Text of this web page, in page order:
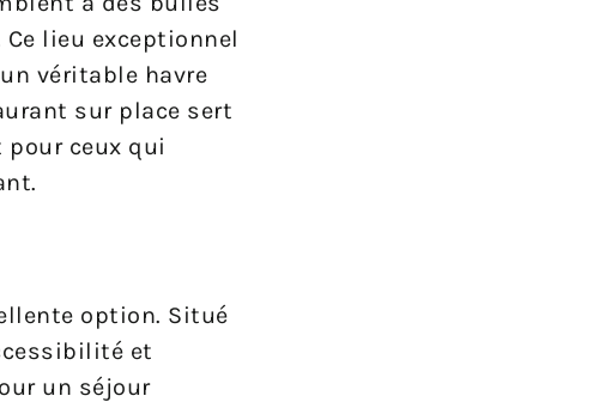
lieu exceptionnel
véritable havre
sur place sert
pour ceux qui
option. Situé
et
un séjour